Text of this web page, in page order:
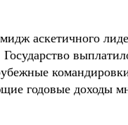
аскетичного
годовые доходы